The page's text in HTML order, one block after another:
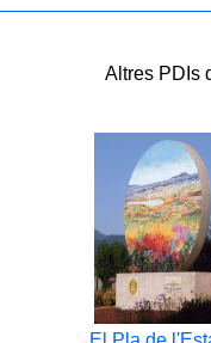
Altres PDIs